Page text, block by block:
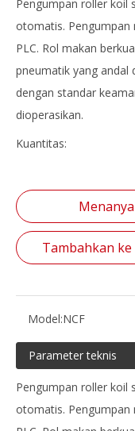
Pengumpan roller koil
otomatis.
PLC. Rol makan
pneumatik yang andal
dengan standar
dioperasikan.
Kuantitas:
Tambahkan
Model:NCF
Parameter teknis
Pengumpan roller koil
otomatis.